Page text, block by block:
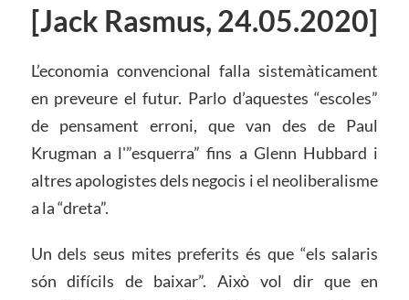
[Jack Rasmus, 24.05.2020]
L’economia convencional falla sistemàticament
en preveure el futur. Parlo d’aquestes “escoles”
de pensament erroni, que van des de Paul
Krugman a l'”esquerra” fins a Glenn Hubbard i
altres apologistes dels negocis i el neoliberalisme
a la “dreta”.
Un dels seus mites preferits és que “els salaris
són difícils de baixar”. Això vol dir que en